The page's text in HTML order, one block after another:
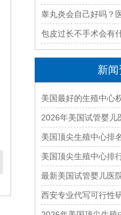
什么
睾丸炎会自己好吗？
过程
包皮过长不手术会有
新
美国最好的生殖中心
费用及口碑全面对比
2026年美国试管婴儿
功率机构推荐
美国顶尖生殖中心排
美国顶尖生殖中心排
辅助生育机构
最新美国试管婴儿医
析
西安专业代写可行性